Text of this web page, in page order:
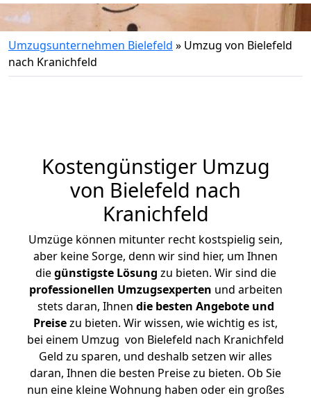
Umzugsunternehmen Bielefeld » Umzug von Bielefeld
nach Kranichfeld
Kostengünstiger Umzug
von Bielefeld nach
Kranichfeld
Umzüge können mitunter recht kostspielig sein,
aber keine Sorge, denn wir sind hier, um Ihnen
diegünstigste Lösung zu bieten. Wir sind die
professionellen Umzugsexperten und arbeiten
stets daran, Ihnen die besten Angebote und
Preisezu bieten. Wir wissen, wie wichtig es ist,
bei einem Umzug von Bielefeld nach Kranichfeld
Geld zu sparen, und deshalb setzen wir alles
daran, Ihnen die besten Preise zu bieten. Ob Sie
nun eine kleine Wohnung haben oder ein großes